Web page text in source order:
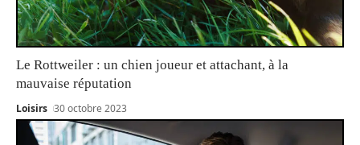
Le Rottweiler : un chien joueur et attachant, à la
mauvaise réputation
Loisirs 30 octobre 2023